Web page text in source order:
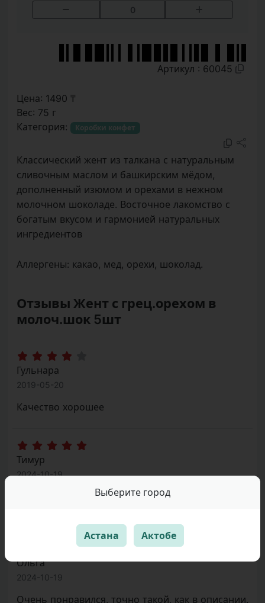
Вес: 75 г
Категория:
Классический жент из талкана с натуральным
сливочным маслом и башкирским мёдом,
дополненный изюмом и орехами в нежном
молочном шоколаде. Восточное лакомство с
богатым вкусом и гармонией натуральных
ингредиентов
молоч.шок 5шт
Гульнара
2019-05-20
Качество хорошее
Тимур
2024-10-19
Все на высоте: обслуживание как всегда радует.
Спасибо за сервис!
2024-10-19
Очень понравился, точно такой, как в описании.
Привезли вовремя, доставка была без проблем.
Выберите город
Астана Актобе